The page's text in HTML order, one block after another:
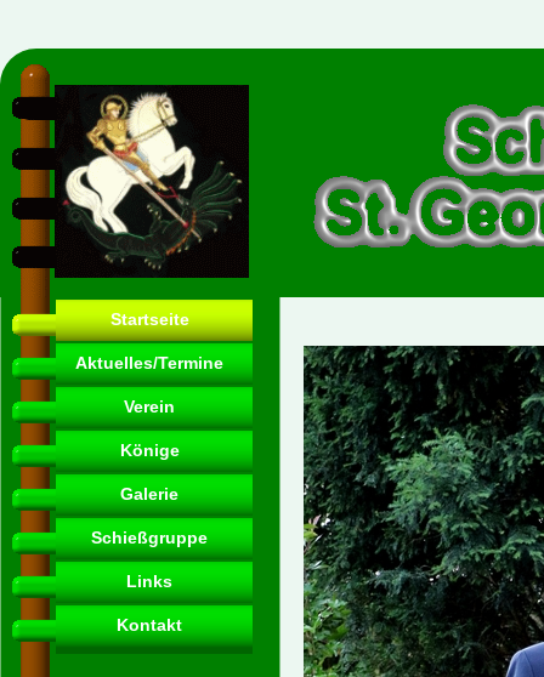
Startseite
Aktuelles/Termine
Verein
Könige
Galerie
Schießgruppe
Links
Kontakt